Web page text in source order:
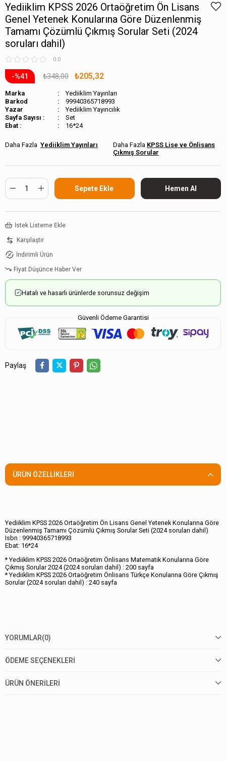
Yediiklim KPSS 2026 Ortaöğretim Ön Lisans
Genel Yetenek Konularına Göre Düzenlenmiş
Tamamı Çözümlü Çıkmış Sorular Seti (2024
soruları dahil)
0.0
41 ₺348,00 ₺205,32
Marka
Yediiklim Yayınları
Barkod
99940365718993
Yediiklim Yayıncılık
Sayfa Sayısı :
Set
Ebat :
16*24
Yediiklim Yayınları
KPSS Lise ve Önlisans
Çıkmış Sorular
İstek Listeme Ekle
Karşılaştır
İndirimli Ürün
Fiyat Düşünce Haber Ver
Hatalı ve hasarlı ürünlerde sorunsuz değişim
Güvenli Ödeme Garantisi
Paylaş
ÜRÜN ÖZELLIKLERI
Yediiklim KPSS 2026 Ortaöğretim Ön Lisans Genel Yetenek Konularına Göre
Düzenlenmiş Tamamı Çözümlü Çıkmış Sorular Seti (2024 soruları dahil)
Isbn : 99940365718993
Ebat: 16*24
* Yediiklim KPSS 2026 Ortaöğretim Önlisans Matematik Konularına Göre
Çıkmış Sorular 2024 (2024 soruları dahil) : 200 sayfa
* Yediiklim KPSS 2026 Ortaöğretim Önlisans Türkçe Konularına Göre Çıkmış
Sorular (2024 soruları dahil) : 240 sayfa
YORUMLAR(0)
ÖDEME SEÇENEKLERI
ÜRÜN ÖNERILERI